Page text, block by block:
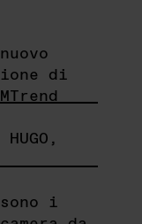
di
sono i